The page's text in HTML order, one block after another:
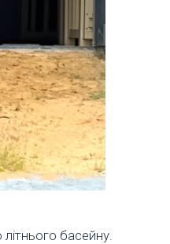
басейну.